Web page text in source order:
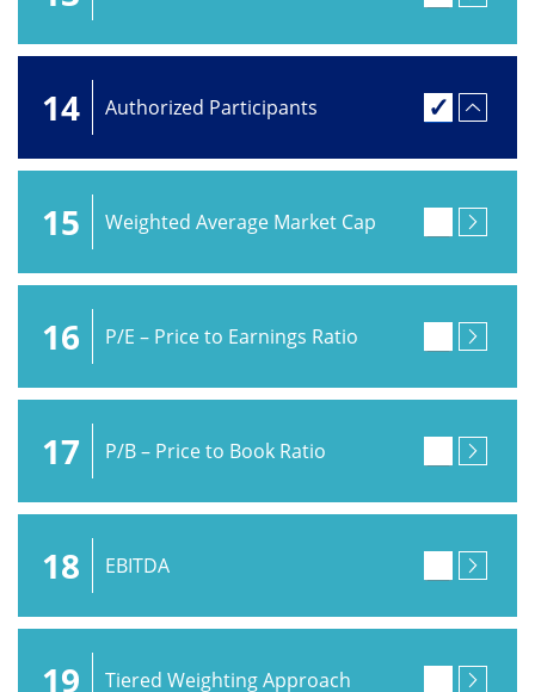
14 Authorized Participants
15 Weighted Average Market Cap
16 P/E – Price to Earnings Ratio
17 P/B – Price to Book Ratio
18 EBITDA
19 Tiered Weighting Approach